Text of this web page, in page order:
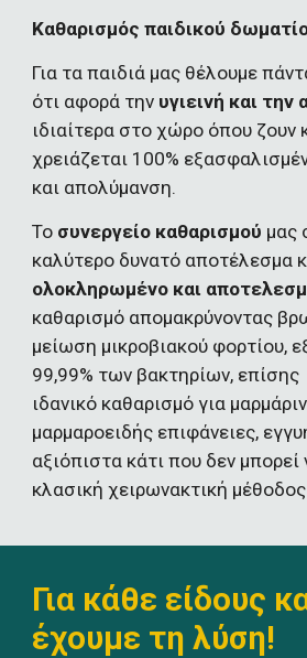
Καθαρισμός παιδικού
Για τα παιδιά μας θέλουμε
ότι αφορά την υγιεινή και την
ιδιαίτερα στο χώρο όπου ζουν
χρειάζεται 100%
και απολύμανση.
Το συνεργείο καθαρισμού μας
ολοκληρωμένο και
καθαρισμό απομακρύνοντας
μείωση μικροβιακού φορτίου,
99,99% των βακτηρίων, επίσης
ιδανικό καθαρισμό για
μαρμαροειδής επιφάνειες,
αξιόπιστα κάτι που δεν μπορεί
κλασική χειρωνακτική
Για κάθε είδους
έχουμε τη λύση!